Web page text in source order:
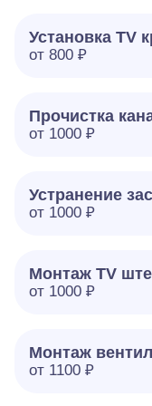
Установка TV
от 800 ₽
Прочистка
от 1000 ₽
Устранение
от 1000 ₽
Монтаж TV
от 1000 ₽
Монтаж
от 1100 ₽